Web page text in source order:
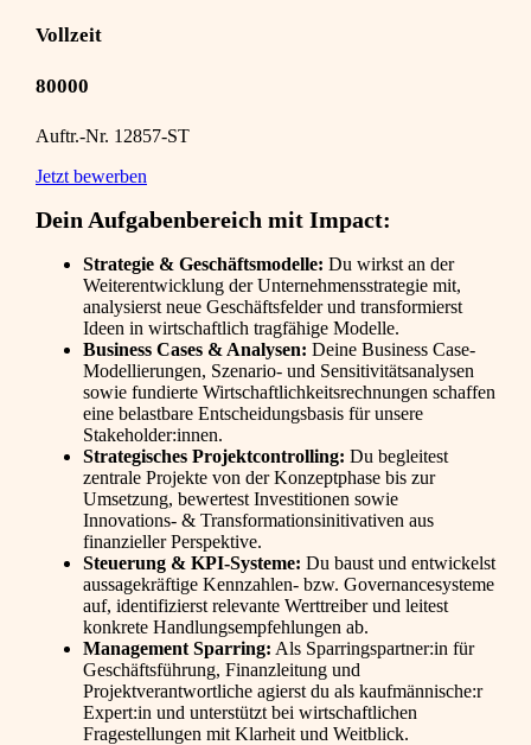
Vollzeit
80000
Auftr.-Nr. 12857-ST
Jetzt bewerben
Dein Aufgabenbereich mit Impact:
Strategie & Geschäftsmodelle: Du wirkst an der
Weiterentwicklung der Unternehmensstrategie mit,
analysierst neue Geschäftsfelder und transformierst
Ideen in wirtschaftlich tragfähige Modelle.
Business Cases & Analysen: Deine Business Case-
Modellierungen, Szenario- und Sensitivitätsanalysen
sowie fundierte Wirtschaftlichkeitsrechnungen schaffen
eine belastbare Entscheidungsbasis für unsere
Stakeholder:innen.
Strategisches Projektcontrolling: Du begleitest
zentrale Projekte von der Konzeptphase bis zur
Umsetzung, bewertest Investitionen sowie
Innovations- & Transformationsinitivativen aus
finanzieller Perspektive.
Steuerung & KPI-Systeme: Du baust und entwickelst
aussagekräftige Kennzahlen- bzw. Governancesysteme
auf, identifizierst relevante Werttreiber und leitest
konkrete Handlungsempfehlungen ab.
Management Sparring: Als Sparringspartner:in für
Geschäftsführung, Finanzleitung und
Projektverantwortliche agierst du als kaufmännische:r
Expert:in und unterstützt bei wirtschaftlichen
Fragestellungen mit Klarheit und Weitblick.